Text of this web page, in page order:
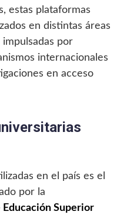
estas plataformas
en distintas áreas
por
internacionales
en acceso
en el país es el
por la
Superior